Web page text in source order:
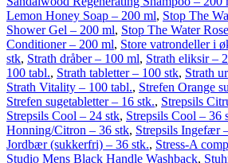
Lemon Honey Soap – 200 ml, Stop The
Shower Gel – 200 ml, Stop The Water
Conditioner – 200 ml, Store vatrondeller i
stk, Strath dråber – 100 ml, Strath eliksir –
100 tabl., Strath tabletter – 100 stk, Strath
Strath Vitality – 100 tabl., Strefen Orange
Strefen sugetabletter – 16 stk., Strepsils
Strepsils Cool – 24 stk, Strepsils Cool – 36
Honning/Citron – 36 stk, Strepsils Ingefær
Jordbær (sukkerfri) – 36 stk., Stress-A
Studio Mens Black Handle Washback,